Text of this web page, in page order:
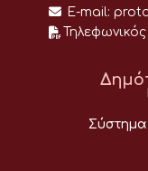
E-mail:
Σύστημα